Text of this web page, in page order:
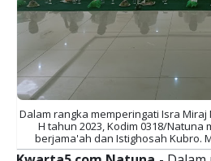
Dalam rangka memperingati Isra Miraj
H tahun 2023, Kodim 0318/
berjama'ah dan Istighosah Kubro.